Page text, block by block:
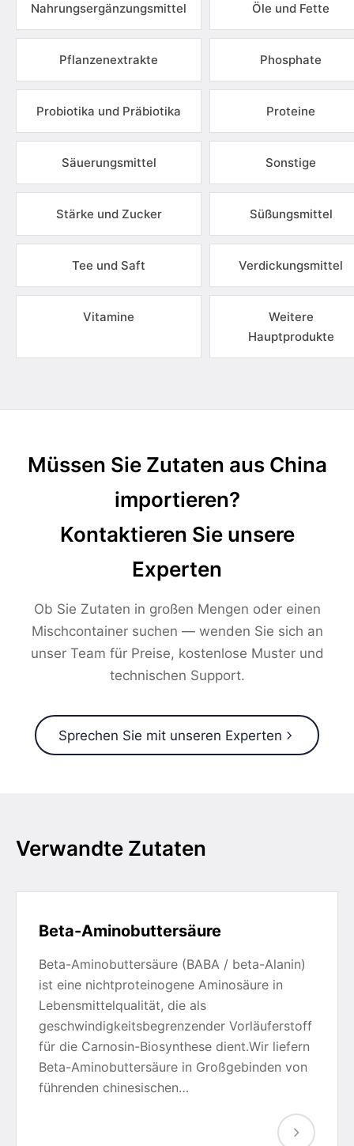
Nahrungsergänzungsmittel Öle und Fette
Pflanzenextrakte Phosphate
Probiotika und Präbiotika Proteine
Säuerungsmittel Sonstige
Stärke und Zucker Süßungsmittel
Tee und Saft Verdickungsmittel
Vitamine
Weitere
Hauptprodukte
Müssen Sie Zutaten aus China
importieren?
Kontaktieren Sie unsere
Experten
Ob Sie Zutaten in großen Mengen oder einen
Mischcontainer suchen — wenden Sie sich an
unser Team für Preise, kostenlose Muster und
technischen Support.
Sprechen Sie mit unseren Experten
Verwandte Zutaten
Beta-Aminobuttersäure
Beta-Aminobuttersäure (BABA / beta-Alanin)
ist eine nichtproteinogene Aminosäure in
Lebensmittelqualität, die als
geschwindigkeitsbegrenzender Vorläuferstoff
für die Carnosin-Biosynthese dient.Wir liefern
Beta-Aminobuttersäure in Großgebinden von
führenden chinesischen…